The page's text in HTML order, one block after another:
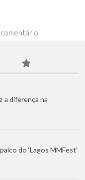
a diferença na
do ‘Lagos MMFest’